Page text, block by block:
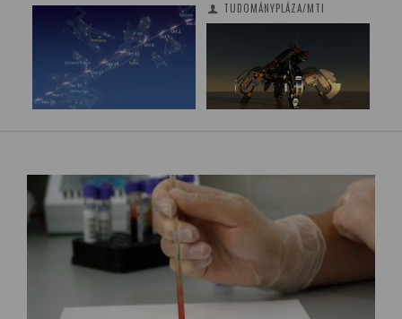
TUDOMÁNYPLÁZA/MTI